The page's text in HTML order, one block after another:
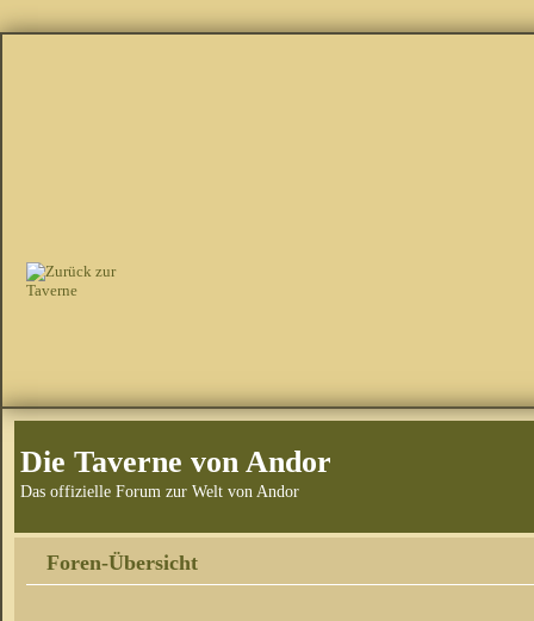
Die Taverne von Andor
Das offizielle Forum zur Welt von Andor
Foren-Übersicht